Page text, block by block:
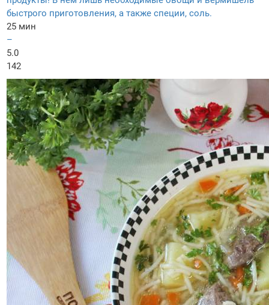
быстрого приготовления, а также специи, соль.
25 мин
–
5.0
142